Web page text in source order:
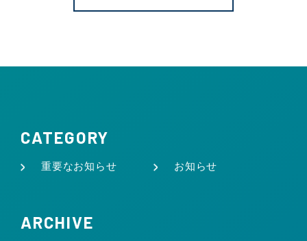
CATEGORY
重要なお知らせ お知らせ
ARCHIVE